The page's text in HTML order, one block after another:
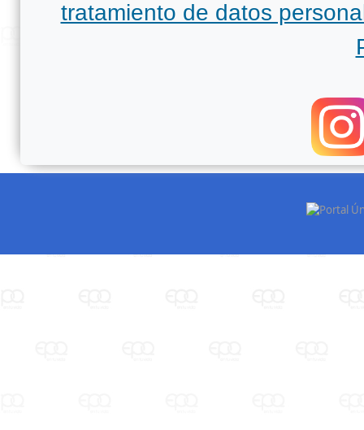
tratamiento de datos